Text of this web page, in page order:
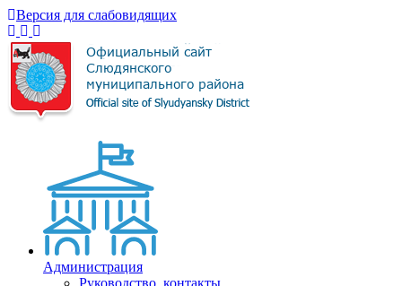
Версия для слабовидящих
Администрация
Руководство, контакты